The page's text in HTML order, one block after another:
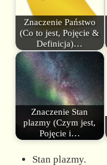
Znaczenie Państwo
(Co to jest, Pojęcie &
Definicja)…
Znaczenie Stan
plazmy (Czym jest,
Pojęcie i…
Stan plazmy.